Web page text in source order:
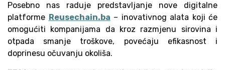
Posebno nas raduje predstavljanje nove digitalne
platforme Reusechain.ba – inovativnog alata koji će
omogućiti kompanijama da kroz razmjenu sirovina i
otpada smanje troškove, povećaju efikasnost i
doprinesu očuvanju okoliša.